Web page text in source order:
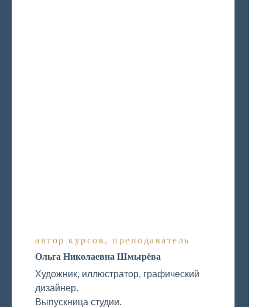
автор курсов, преподаватель
Ольга Николаевна Шмырёва
Художник, иллюстратор, графический
дизайнер.
Выпускница студии.